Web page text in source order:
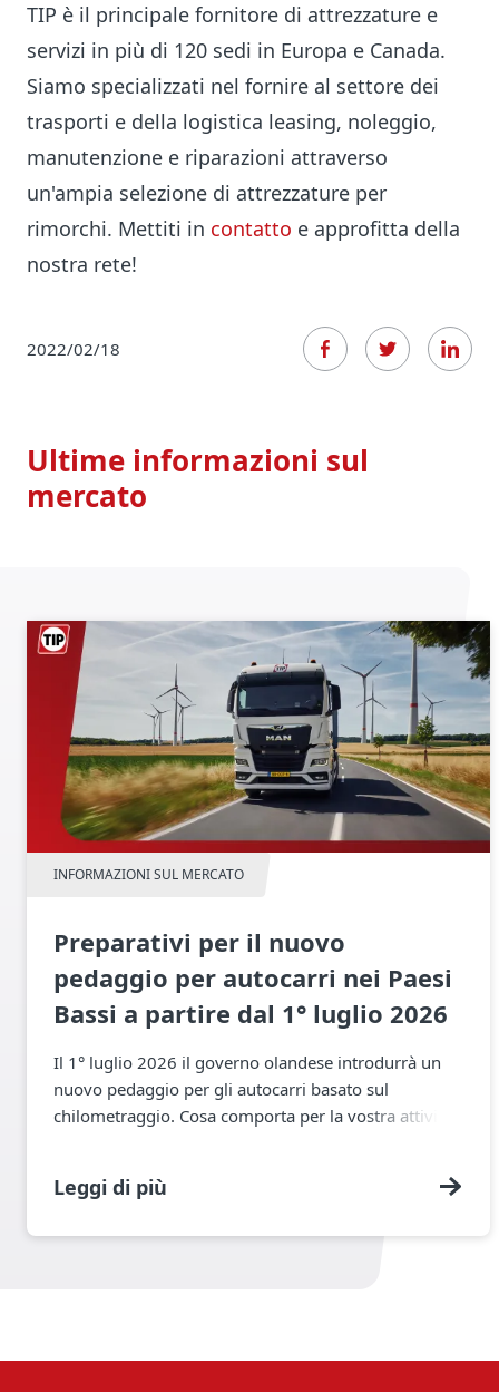
TIP è il principale fornitore di attrezzature e
servizi in più di 120 sedi in Europa e Canada.
Siamo specializzati nel fornire al settore dei
trasporti e della logistica leasing, noleggio,
manutenzione e riparazioni attraverso
un'ampia selezione di attrezzature per
rimorchi. Mettiti in contatto e approfitta della
nostra rete!
2022/02/18
Ultime informazioni sul
mercato
INFORMAZIONI SUL MERCATO
Preparativi per il nuovo
pedaggio per autocarri nei Paesi
Bassi a partire dal 1° luglio 2026
Il 1° luglio 2026 il governo olandese introdurrà un
nuovo pedaggio per gli autocarri basato sul
chilometraggio. Cosa comporta per la vostra attività
Leggi di più